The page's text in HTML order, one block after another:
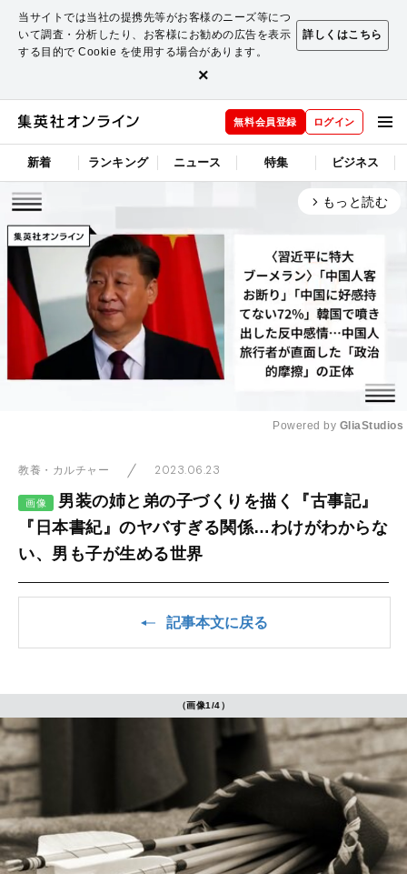
当サイトでは当社の提携先等がお客様のニーズ等につ
いて調査・分析したり、お客様にお勧めの広告を表示
する目的で Cookie を使用する場合があります。
詳しくはこちら
×
無料会員登録 ログイン
新着 ランキング ニュース 特集 ビジネス
arrow_forward_ios もっと読む
Powered by GliaStudios
教養・カルチャー 2023.06.23
画像
男装の姉と弟の子づくりを描く『古事記』
『日本書紀』のヤバすぎる関係…わけがわからな
い、男も子が生める世界
記事本文に戻る
（画像1/4）